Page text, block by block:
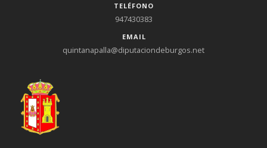
TELÉFONO
947430383
EMAIL
quintanapalla@diputaciondeburgos.net